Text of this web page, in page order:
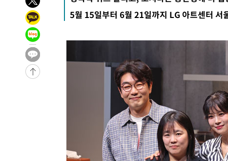
-9977초 전 >
[속보]與최고위원 제주·인천 순회경선…박선원·최민희·서미
민수·김용 순
-9930초 전 >
[속보]김민석, 與 전대 당원투표 누적 득표율 45.42%로 1위
래 44.56%
-9212초 전 >
宋 10.17%
-8746초 전 >
-8681초 전 >
[속보]與 당대표 경선, 제주·인천 권리당원 투표 김민석 승리
-2455초 전 >
낮 최고 35도 '무더위'…동해안 시간당 30㎜ '강한 비'[내일
[속보]이강인 "감독님이 원하는 마음 느꼈고, 많은 트로피 원해
수도권 40도 육박 '펄펄'…동해안 일부 지역엔 호의주의보
온열질환 사망자 3명 늘어…누적 환자 3000명 돌파
강릉에 시간당 81.4㎜ 물폭탄…도로 잠기고 담벼락 붕괴
백운산서 80년근 천종산삼 9뿌리 발견…감정가 1.3억원
선재도서 해루질 나섰다 실종 60대, 닷새 만에 숨진 채 발견
5월 15일부터 6월 21일까지 LG 아트센터 서